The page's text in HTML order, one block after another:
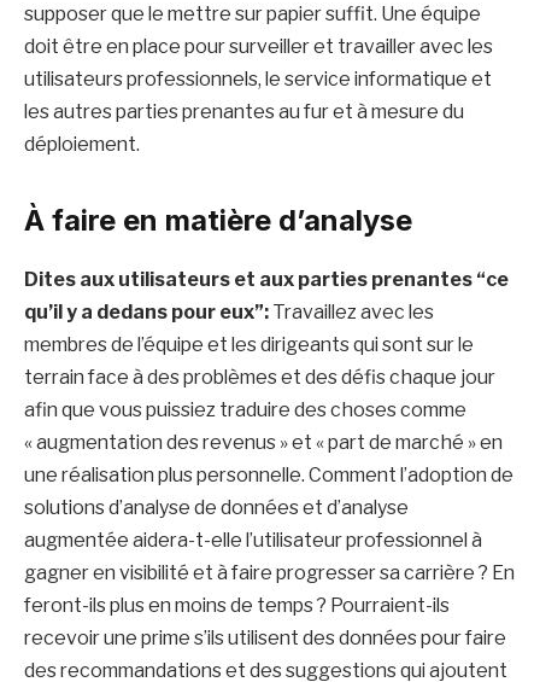
supposer que le mettre sur papier suffit. Une équipe
doit être en place pour surveiller et travailler avec les
utilisateurs professionnels, le service informatique et
les autres parties prenantes au fur et à mesure du
déploiement.
À faire en matière d’analyse
Dites aux utilisateurs et aux parties prenantes “ce
qu’il y a dedans pour eux”: Travaillez avec les
membres de l’équipe et les dirigeants qui sont sur le
terrain face à des problèmes et des défis chaque jour
afin que vous puissiez traduire des choses comme
« augmentation des revenus » et « part de marché » en
une réalisation plus personnelle. Comment l’adoption de
solutions d’analyse de données et d’analyse
augmentée aidera-t-elle l’utilisateur professionnel à
gagner en visibilité et à faire progresser sa carrière ? En
feront-ils plus en moins de temps ? Pourraient-ils
recevoir une prime s’ils utilisent des données pour faire
des recommandations et des suggestions qui ajoutent